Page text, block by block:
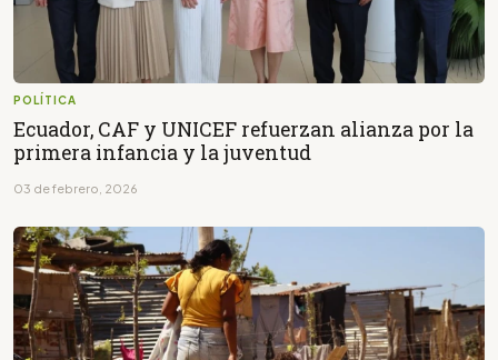
POLÍTICA
Ecuador, CAF y UNICEF refuerzan alianza por la
primera infancia y la juventud
03 de febrero, 2026